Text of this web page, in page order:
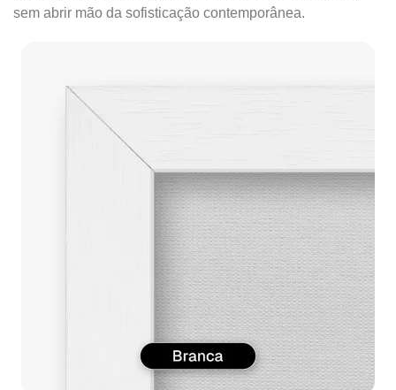
sem abrir mão da sofisticação contemporânea.